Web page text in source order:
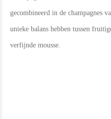
gecombineerd in de champagnes
unieke balans hebben tussen
verfijnde mousse.